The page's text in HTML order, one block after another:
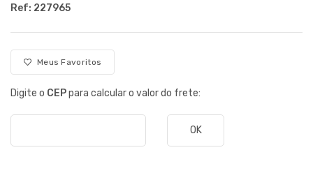
Ref: 227965
Meus Favoritos
Digite o CEPpara calcular o valor do frete:
OK